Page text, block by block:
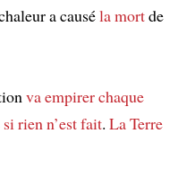
a causéla mortde
va empirerchaque
si rien n’est fait. La Terre